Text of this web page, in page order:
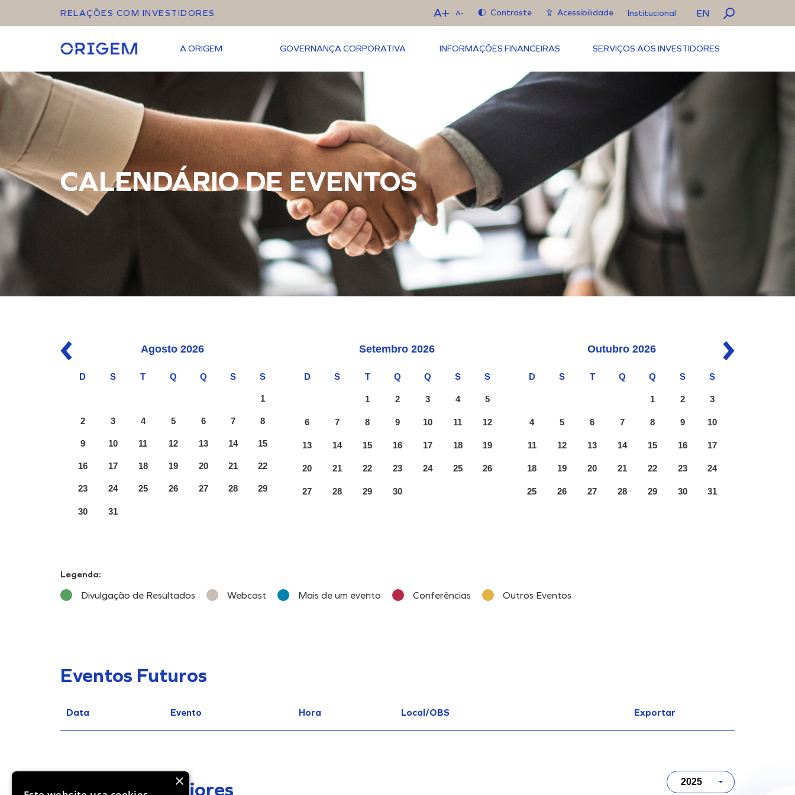
RELAÇÕES COM INVESTIDORES A+ A- Contraste Acessibilidade Institucional EN
A ORIGEM GOVERNANÇA CORPORATIVA INFORMAÇÕES FINANCEIRAS SERVIÇOS AOS INVESTIDORES
CALENDÁRIO DE EVENTOS
Agosto 2026
D S T Q Q S S
1
2 3 4 5 6 7 8
9 10 11 12 13 14 15
16 17 18 19 20 21 22
23 24 25 26 27 28 29
30 31
Setembro 2026
D S T Q Q S S
1 2 3 4 5
6 7 8 9 10 11 12
13 14 15 16 17 18 19
20 21 22 23 24 25 26
27 28 29 30
Outubro 2026
D S T Q Q S S
1 2 3
4 5 6 7 8 9 10
11 12 13 14 15 16 17
18 19 20 21 22 23 24
25 26 27 28 29 30 31
Legenda:
Divulgação de Resultados Webcast Mais de um evento Conferências Outros Eventos
Eventos Futuros
Data Evento Hora Local/OBS Exportar
Eventos Anteriores
×